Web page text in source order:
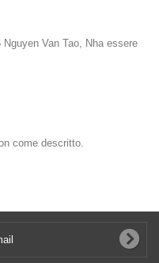
Van Tao, Nha essere
come descritto.